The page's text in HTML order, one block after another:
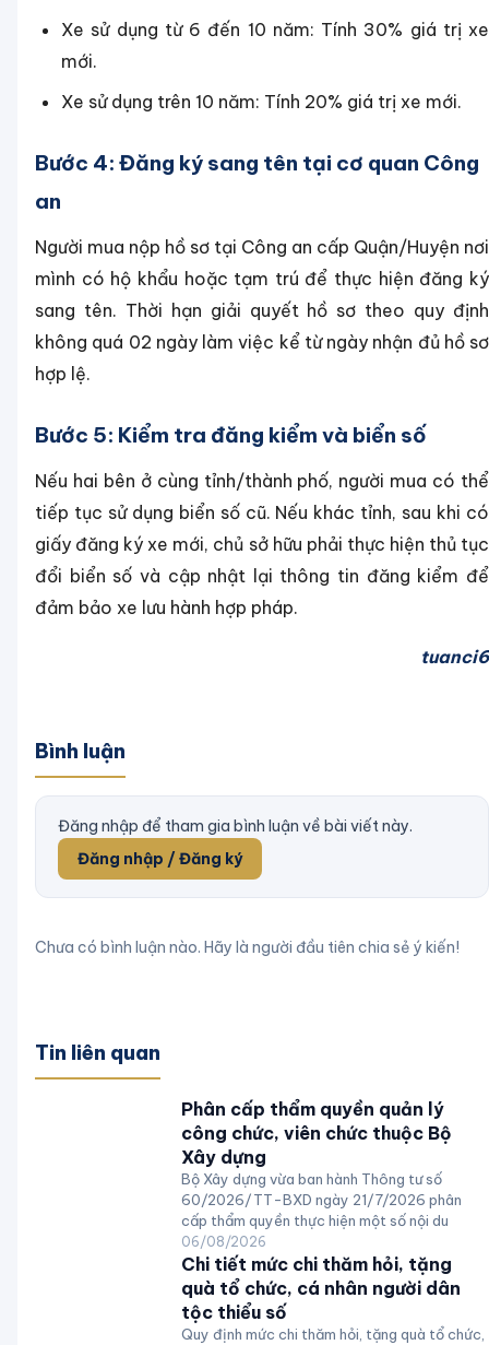
Xe sử dụng từ 6 đến 10 năm: Tính 30% giá trị xe
mới.
Xe sử dụng trên 10 năm: Tính 20% giá trị xe mới.
Bước 4: Đăng ký sang tên tại cơ quan Công
an
Người mua nộp hồ sơ tại Công an cấp Quận/Huyện nơi
mình có hộ khẩu hoặc tạm trú để thực hiện đăng ký
sang tên. Thời hạn giải quyết hồ sơ theo quy định
không quá 02 ngày làm việc kể từ ngày nhận đủ hồ sơ
hợp lệ.
Bước 5: Kiểm tra đăng kiểm và biển số
Nếu hai bên ở cùng tỉnh/thành phố, người mua có thể
tiếp tục sử dụng biển số cũ. Nếu khác tỉnh, sau khi có
giấy đăng ký xe mới, chủ sở hữu phải thực hiện thủ tục
đổi biển số và cập nhật lại thông tin đăng kiểm để
đảm bảo xe lưu hành hợp pháp.
tuanci6
Bình luận
Đăng nhập để tham gia bình luận về bài viết này.
Đăng nhập / Đăng ký
Chưa có bình luận nào. Hãy là người đầu tiên chia sẻ ý kiến!
Tin liên quan
Phân cấp thẩm quyền quản lý
công chức, viên chức thuộc Bộ
Xây dựng
Bộ Xây dựng vừa ban hành Thông tư số
60/2026/TT-BXD ngày 21/7/2026 phân
cấp thẩm quyền thực hiện một số nội du
06/08/2026
Chi tiết mức chi thăm hỏi, tặng
quà tổ chức, cá nhân người dân
tộc thiểu số
Quy định mức chi thăm hỏi, tặng quà tổ chức,